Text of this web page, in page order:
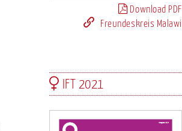
Download PDF
Freundeskreis Malawi
IFT 2021